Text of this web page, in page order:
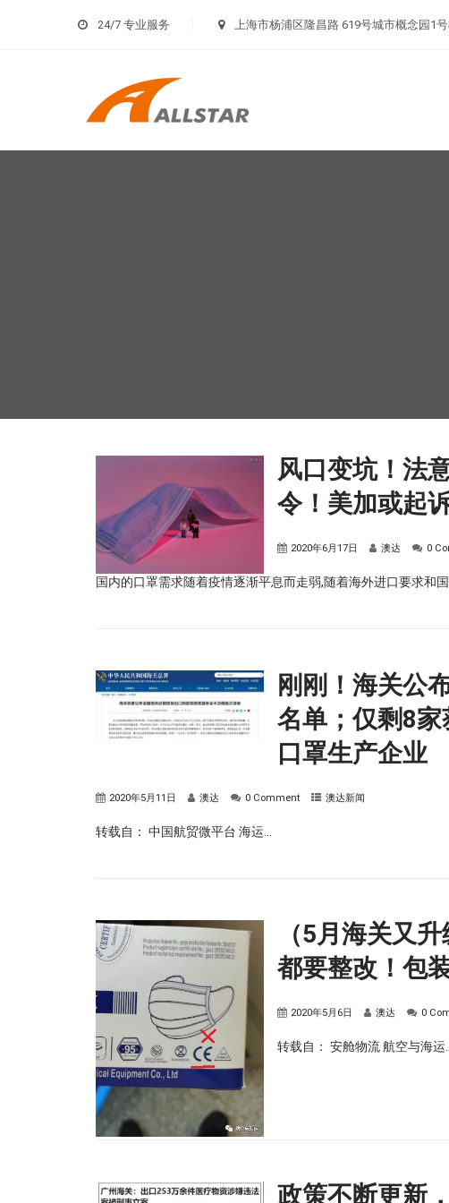
24/7 专业服务 上海市杨浦区隆昌路 619号城市概念园1
风口变坑！法
令！美加或起
2020年6月17日 澳达 0
国内的口罩需求随着疫情逐渐平息而走弱,随着海外进口要求和
刚刚！海关公
名单；仅剩8家
口罩生产企业
2020年5月11日 澳达 0 Comment 澳达新闻
转载自： 中国航贸微平台 海运...
（5月海关又
都要整改！包
2020年5月6日 澳达 0
转载自： 安舱物流 航空与海运
政策不断更新